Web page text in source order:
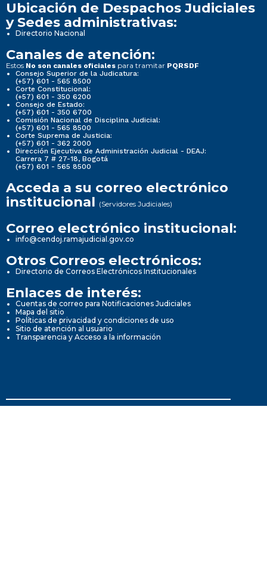
Ubicación de Despachos Judiciales
y Sedes administrativas:
Directorio Nacional
Canales de atención:
Estos No son canales oficiales para tramitar PQRSDF
Consejo Superior de la Judicatura:
(+57) 601 - 565 8500
Corte Constitucional:
(+57) 601 - 350 6200
Consejo de Estado:
(+57) 601 - 350 6700
Comisión Nacional de Disciplina Judicial:
(+57) 601 - 565 8500
Corte Suprema de Justicia:
(+57) 601 - 362 2000
Dirección Ejecutiva de Administración Judicial - DEAJ:
Carrera 7 # 27-18, Bogotá
(+57) 601 - 565 8500
Acceda a su correo electrónico
institucional (Servidores Judiciales)
Correo electrónico institucional:
info@cendoj.ramajudicial.gov.co
Otros Correos electrónicos:
Directorio de Correos Electrónicos Institucionales
Enlaces de interés:
Cuentas de correo para Notificaciones Judiciales
Mapa del sitio
Políticas de privacidad y condiciones de uso
Sitio de atención al usuario
Transparencia y Acceso a la información